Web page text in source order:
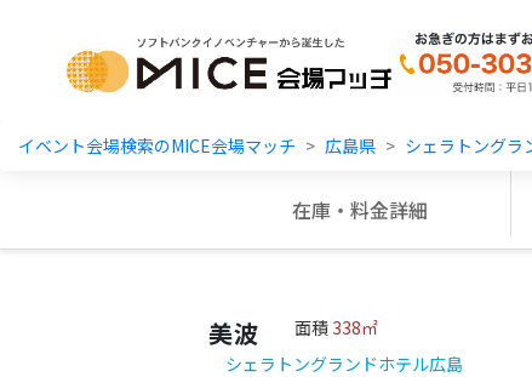
MICE Platform
イベント会場検索のMICE会場マッチ 広島県 シェラトングラ
在庫・料金詳細
美波 面積 338㎡
シェラトングランドホテル広島